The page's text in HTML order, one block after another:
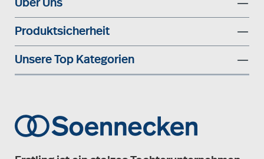
Über Uns
Produktsicherheit
Unsere Top Kategorien